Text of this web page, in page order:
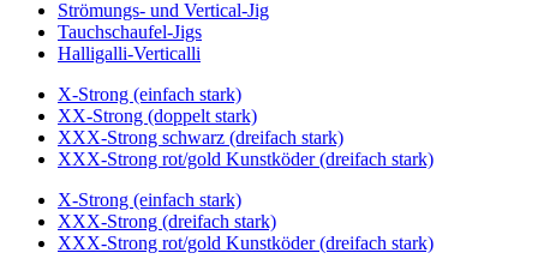
Strömungs- und Vertical-Jig
Tauchschaufel-Jigs
Halligalli-Verticalli
X-Strong (einfach stark)
XX-Strong (doppelt stark)
XXX-Strong schwarz (dreifach stark)
XXX-Strong rot/gold Kunstköder (dreifach stark)
X-Strong (einfach stark)
XXX-Strong (dreifach stark)
XXX-Strong rot/gold Kunstköder (dreifach stark)